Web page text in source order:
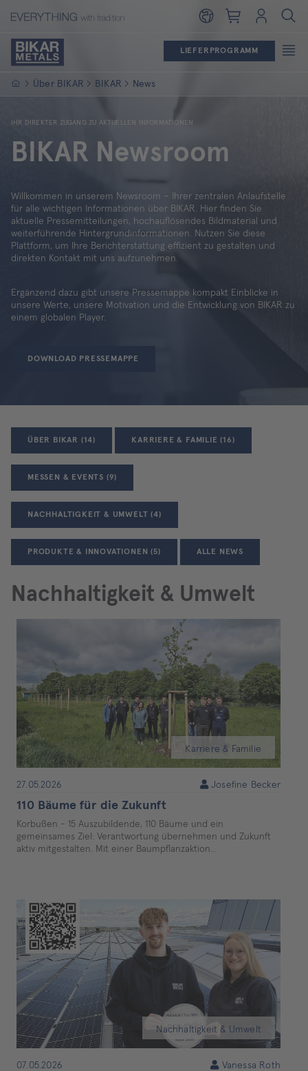
Warenkorb
Login
LIEFERPROGRAMM
StartseiteÜber BIKAR BIKAR News
IHR DIREKTER ZUGANG ZU AKTUELLEN INFORMATIONEN
BIKAR Newsroom
Willkommen in unserem Newsroom – Ihrer zentralen Anlaufstelle
für alle wichtigen Informationen über BIKAR. Hier finden Sie
aktuelle Pressemitteilungen, hochauflösendes Bildmaterial und
weiterführende Hintergrundinformationen. Nutzen Sie diese
Plattform, um Ihre Berichterstattung effizient zu gestalten und
direkten Kontakt mit uns aufzunehmen.
Ergänzend dazu gibt unsere Pressemappe kompakt Einblicke in
unsere Werte, unsere Motivation und die Entwicklung von BIKAR zu
einem globalen Player.
DOWNLOAD PRESSEMAPPE
ÜBER BIKAR (14) KARRIERE & FAMILIE (16)
MESSEN & EVENTS (9)
NACHHALTIGKEIT & UMWELT (4)
PRODUKTE & INNOVATIONEN (5) ALLE NEWS
Nachhaltigkeit & Umwelt
27.05.2026 Josefine Becker
Karriere & Familie
110 Bäume für die Zukunft
Korbußen - 15 Auszubildende, 110 Bäume und ein
gemeinsames Ziel: Verantwortung übernehmen und Zukunft
aktiv mitgestalten. Mit einer Baumpflanzaktion…
07.05.2026 Vanessa Roth
Nachhaltigkeit & Umwelt